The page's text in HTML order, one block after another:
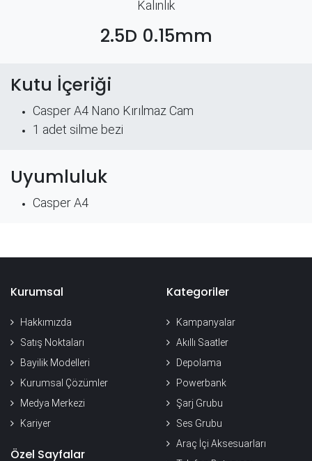
Kalınlık
2.5D 0.15mm
Kutu İçeriği
Casper A4 Nano Kırılmaz Cam
​1 adet silme bezi
Uyumluluk
Casper A4
Kurumsal
Hakkımızda
Satış Noktaları
Bayilik Modelleri
Kurumsal Çözümler
Medya Merkezi
Kariyer
Özel Sayfalar
Kategoriler
Kampanyalar
Akıllı Saatler
Depolama
Powerbank
Şarj Grubu
Ses Grubu
Araç İçi Aksesuarları